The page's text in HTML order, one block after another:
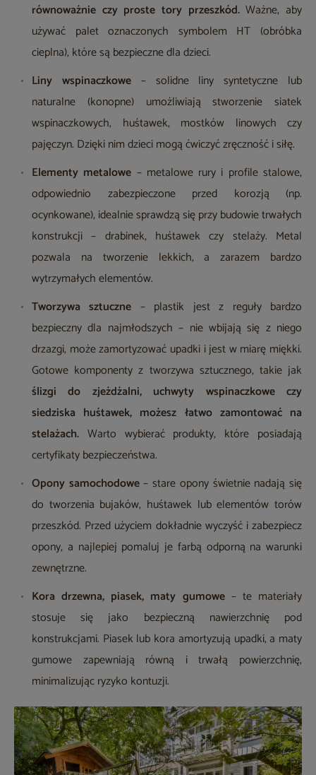
równoważnie czy proste tory przeszkód.Ważne, aby
używać palet oznaczonych symbolem HT (obróbka
cieplna), które są bezpieczne dla dzieci.
Liny wspinaczkowe– solidne liny syntetyczne lub
naturalne (konopne) umożliwiają stworzenie siatek
wspinaczkowych, huśtawek, mostków linowych czy
pajęczyn. Dzięki nim dzieci mogą ćwiczyć zręczność i siłę.
Elementy metalowe – metalowe rury i profile stalowe,
odpowiednio zabezpieczone przed korozją (np.
ocynkowane), idealnie sprawdzą się przy budowie trwałych
konstrukcji – drabinek, huśtawek czy stelaży. Metal
pozwala na tworzenie lekkich, a zarazem bardzo
wytrzymałych elementów.
Tworzywa sztuczne – plastik jest z reguły bardzo
bezpieczny dla najmłodszych – nie wbijają się z niego
drzazgi, może zamortyzować upadki i jest w miarę miękki.
Gotowe komponenty z tworzywa sztucznego, takie jak
ślizgi do zjeżdżalni, uchwyty wspinaczkowe czy
siedziska huśtawek, możesz łatwo zamontować na
stelażach. Warto wybierać produkty, które posiadają
certyfikaty bezpieczeństwa.
Opony samochodowe– stare opony świetnie nadają się
do tworzenia bujaków, huśtawek lub elementów torów
przeszkód. Przed użyciem dokładnie wyczyść i zabezpiecz
opony, a najlepiej pomaluj je farbą odporną na warunki
zewnętrzne.
Kora drzewna, piasek, maty gumowe– te materiały
stosuje się jako bezpieczną nawierzchnię pod
konstrukcjami. Piasek lub kora amortyzują upadki, a maty
gumowe zapewniają równą i trwałą powierzchnię,
minimalizując ryzyko kontuzji.